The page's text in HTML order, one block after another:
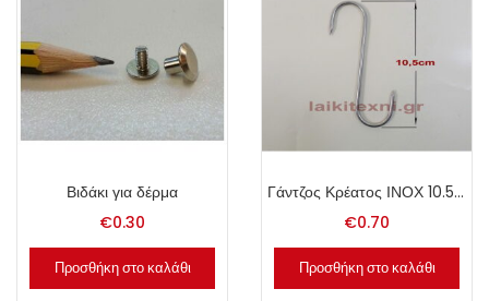
Βιδάκι για δέρμα
€0.30
Προσθήκη στο καλάθι
Γάντζος Κρέατος ΙΝΟΧ 10.5cm.
€0.70
Προσθήκη στο καλάθι